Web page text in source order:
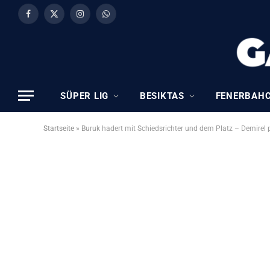
Facebook
X
InstagramWhatsApp
SÜPER LIG BESIKTAS
Startseite » Buruk hadert mit Schiedsrichter und dem Platz – Demirel